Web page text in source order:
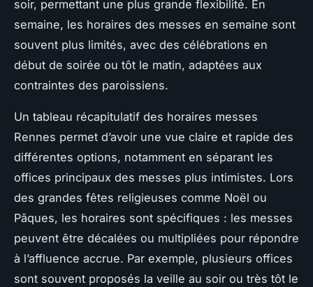
soir, permettant une plus grande flexibilité. En
semaine, les horaires des messes en semaine sont
souvent plus limités, avec des célébrations en
début de soirée ou tôt le matin, adaptées aux
contraintes des paroissiens.
Un tableau récapitulatif des horaires messes
Rennes permet d’avoir une vue claire et rapide des
différentes options, notamment en séparant les
offices principaux des messes plus intimistes. Lors
des grandes fêtes religieuses comme Noël ou
Pâques, les horaires sont spécifiques : les messes
peuvent être décalées ou multipliées pour répondre
à l’affluence accrue. Par exemple, plusieurs offices
sont souvent proposés la veille au soir ou très tôt le